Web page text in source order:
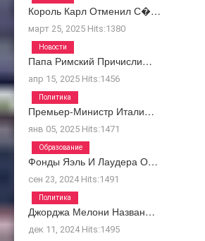
Король Карл Отменил С�…
март 25, 2025 Hits:1380
Папа Римский Причисли…
апр 15, 2025 Hits:1456
Новости
Премьер-Министр Итали…
янв 05, 2025 Hits:1471
Политика
Фонды Яэль И Лаудера О…
сен 23, 2024 Hits:1491
Образование
Джорджа Мелони Назван…
дек 11, 2024 Hits:1495
Политика